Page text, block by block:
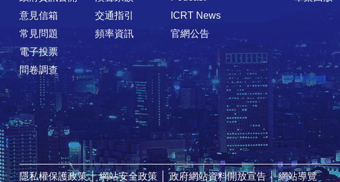
意見信箱
常見問題
電子投票
問卷調查
交通指引
頻率資訊
ICRT News
官網公告
隱私權保護政策 │ 網站安全政策 │ 政府網站資料開放宣告 │ 網站導覽